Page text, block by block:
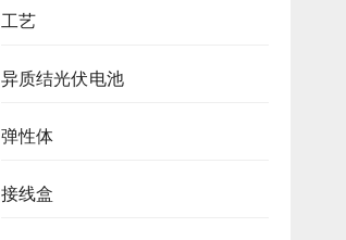
工艺
异质结光伏电池
弹性体
接线盒